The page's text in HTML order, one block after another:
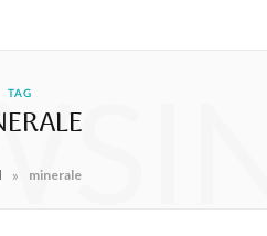
TAG
» minerale